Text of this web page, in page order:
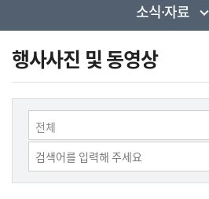
사
소식·자료
행사사진 및 동영상
전체